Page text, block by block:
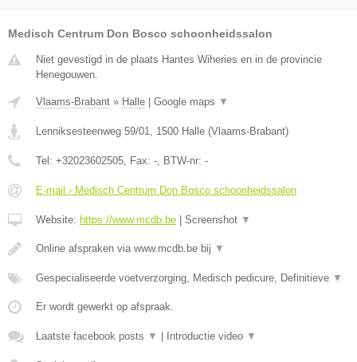
Medisch Centrum Don Bosco schoonheidssalon
Niet gevestigd in de plaats Hantes Wiheries en in de provincie
Henegouwen.
Vlaams-Brabant » Halle Google maps ▼
Lenniksesteenweg 59/01, 1500 Halle (Vlaams-Brabant)
Tel: +32023602505, Fax: -, BTW-nr: -
E-mail › Medisch Centrum Don Bosco schoonheidssalon
Website: https://www.mcdb.be Screenshot ▼
Online afspraken via www.mcdb.be bij ▼
Gespecialiseerde voetverzorging, Medisch pedicure, Definitieve ▼
Er wordt gewerkt op afspraak.
Laatste facebook posts ▼ Introductie video ▼